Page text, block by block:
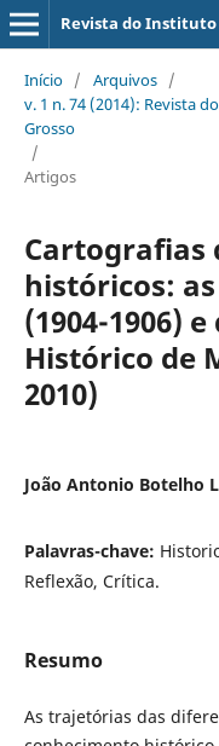
Revista do Instituto
Início / Arquivos /
v. 1 n. 74 (2014): Revista
Grosso
/
Artigos
Cartografias
históricos: as
(1904-1906)
Histórico de
2010)
João Antonio Botelho
Palavras-chave:
Reflexão, Crítica.
Resumo
As trajetórias das